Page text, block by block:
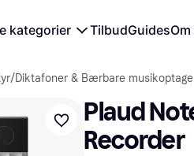
kategorier TilbudGuides
/Diktafoner & Bærbare
Plaud
Recorder